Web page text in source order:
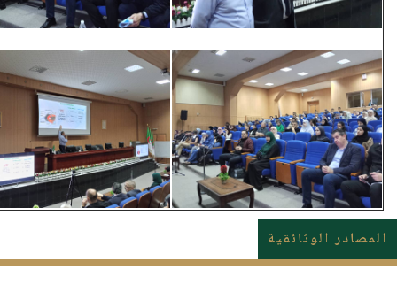
المصادر الوثائقية